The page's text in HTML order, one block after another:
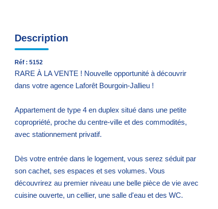
Description
Réf : 5152
RARE À LA VENTE ! Nouvelle opportunité à découvrir
dans votre agence Laforêt Bourgoin-Jallieu !
Appartement de type 4 en duplex situé dans une petite
copropriété, proche du centre-ville et des commodités,
avec stationnement privatif.
Dès votre entrée dans le logement, vous serez séduit par
son cachet, ses espaces et ses volumes. Vous
découvrirez au premier niveau une belle pièce de vie avec
cuisine ouverte, un cellier, une salle d'eau et des WC.